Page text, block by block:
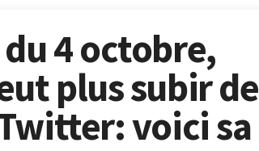
4 octobre,
plus subir de
voici sa